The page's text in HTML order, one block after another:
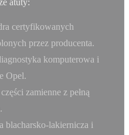
certyfikowanych
przez producenta.
komputerowa i
Opel.
zamienne z pełną
blacharsko-lakiernicza i